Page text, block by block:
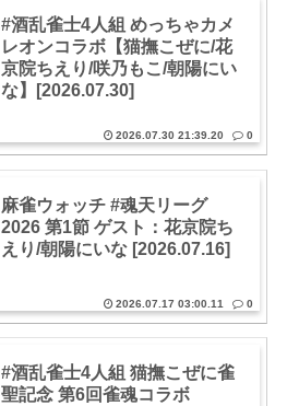
#酒乱雀士4人組 めっちゃカメ
レオンコラボ【猫撫こぜに/花
京院ちえり/咲乃もこ/朝陽にい
な】[2026.07.30]
2026.07.30 21:39.20 0
麻雀ウォッチ #魂天リーグ
2026 第1節 ゲスト：花京院ち
えり/朝陽にいな [2026.07.16]
2026.07.17 03:00.11 0
#酒乱雀士4人組 猫撫こぜに雀
聖記念 第6回雀魂コラボ